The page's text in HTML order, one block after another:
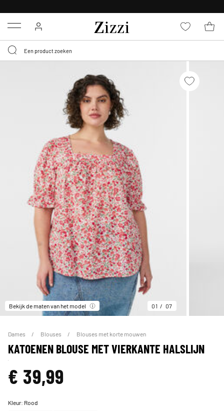
Menu
Bekijk de maten van het model 01 07
Dames Blouses Blouses met korte mouwen
KATOENEN BLOUSE MET VIERKANTE HALSLIJN
€ 39,99
Kleur: Rood